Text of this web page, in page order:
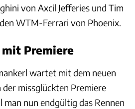
von Axcil Jefferies und Tim
WTM-Ferrari von Phoenix.
Premiere
wartet mit dem neuen
missglückten Premiere
nun endgültig das Rennen